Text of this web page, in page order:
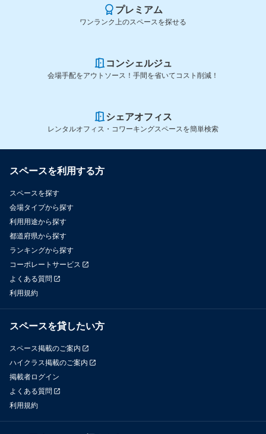
プレミアム
ワンランク上のスペースを探せる
コンシェルジュ
会場手配をアウトソース！手間を省いてコスト削減！
シェアオフィス
レンタルオフィス・コワーキングスペースを簡単検索
スペースを利用する方
スペースを探す
会場タイプから探す
利用用途から探す
都道府県から探す
ランキングから探す
コーポレートサービス
よくある質問
利用規約
スペースを貸したい方
スペース掲載のご案内
ハイクラス掲載のご案内
掲載者ログイン
よくある質問
利用規約